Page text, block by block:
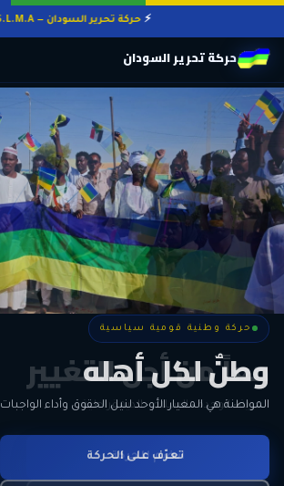
حركة تحرير السودان — Sudan Liberation Movement S.L.M.A
حركة تحرير السودان
حركة وطنية قومية سياسية
وطنٌ لكل أهله
المواطنة هي المعيار الأوحد لنيل الحقوق وأداء الواجبات
تعرّف على الحركة
حركة وطنية قومية سياسية
معاً من أجل التغيير
الحرية • الوحدة • السلام • الديمقراطية
انضم للحركة